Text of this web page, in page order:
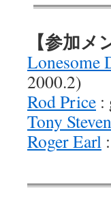
【参加メ
Lonesome
2000.2)
Rod Price :
Tony
Roger Earl